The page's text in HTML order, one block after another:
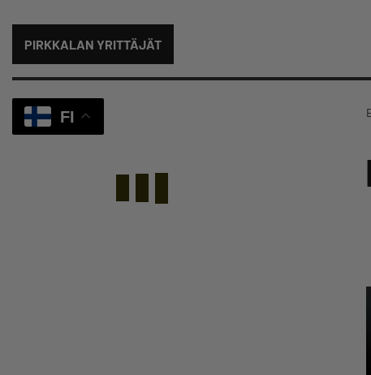
PIRKKALAN YRITTÄJÄT
FI
Suodata hakutuloksia: näytä kaikki sisältö